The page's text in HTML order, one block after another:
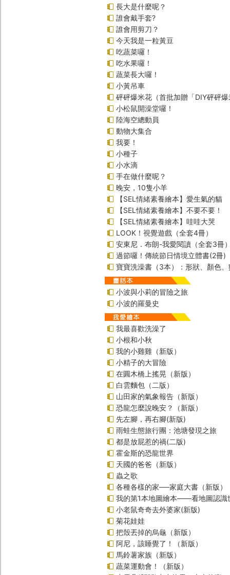
長大是什麼呢？
誰會戴手套?
誰會用剪刀？
今天我是一粒黃豆
吃蔬菜囉！
吃水果囉！
蔬菜長大囉！
小黃吊車
砰砰爆米花（首批加贈「DIY砰砰
小松鼠開澡堂囉！
陸海空總動員
動物大集合
我要！
小種子
小水滴
手在做什麼呢？
晚安，10隻小羊
【SEL情緒素養繪本】愛生氣的貓
【SEL情緒素養繪本】不要不要！
【SEL情緒素養繪本】哇哇大哭
LOOK！視覺遊戲（全套4冊）
安東尼．布朗-我愛閱讀（全套3冊
過節囉！傳統節日情境立體書(2冊)
寶寶洗澡書（3本）：形狀、顏色、
小波與小莉的冒險之旅
小波的羅曼史
我最喜歡洗澡了
小根和小秋
我的小雞雞（新版）
小精子的大冒險
在圓木橋上搖晃（新版）
白雲麵包（二版）
山田家的氣象報告（新版）
恐龍怎麼說晚安？（新版）
先左腳，再右腳(新版)
雨蛙生態旅行團：池塘發現之旅
都是放屁惹的禍(二版)
霍金斯的恐龍世界
天國的爸爸（新版）
蟲之歌
各種各樣的家──家庭大書（新版）
我的第1本地圖繪本――看地圖認識
小老鼠奇奇去外婆家(新版)
菊花娃娃
把殼丟掉的烏龜（新版）
阿尼，該睡覺了！（新版）
馬鈴薯家族（新版）
蔬菜運動會！（新版）